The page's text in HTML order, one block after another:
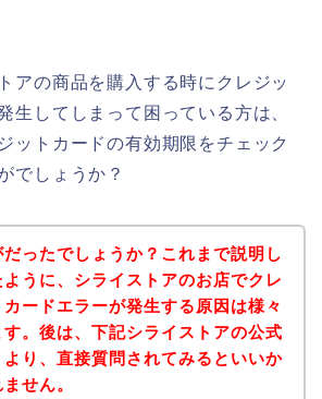
アの商品を購入する時にクレジッ
生してしまって困っている方は、
ットカードの有効期限をチェック
でしょうか？
だったでしょうか？これまで説明し
ように、シライストアのお店でクレ
カードエラーが発生する原因は様々
す。後は、下記シライストアの公式
より、直接質問されてみるといいか
せん。